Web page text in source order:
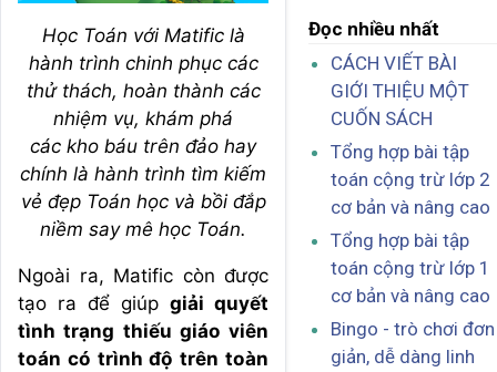
Học Toán với Matific là
hành trình chinh phục các
thử thách, hoàn thành các
nhiệm vụ, khám phá
các kho báu trên đảo hay
chính là hành trình tìm kiếm
vẻ đẹp Toán học và bồi đắp
niềm say mê học Toán.
Ngoài ra, Matific còn được
tạo ra để giúp giải quyết
tình trạng thiếu giáo viên
toán có trình độ trên toàn
Đọc nhiều nhất
CÁCH VIẾT BÀI
GIỚI THIỆU MỘT
CUỐN SÁCH
Tổng hợp bài tập
toán cộng trừ lớp 2
cơ bản và nâng cao
Tổng hợp bài tập
toán cộng trừ lớp 1
cơ bản và nâng cao
Bingo - trò chơi đơn
giản, dễ dàng linh